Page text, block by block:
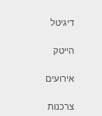
דיגיטל
הייטק
אירועים
צרכנות